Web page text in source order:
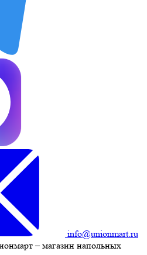
info@unionmart.ru
– магазин напольных